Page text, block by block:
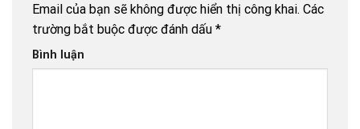
Email của bạn sẽ không được hiển thị công khai. Các
trường bắt buộc được đánh dấu *
Bình luận